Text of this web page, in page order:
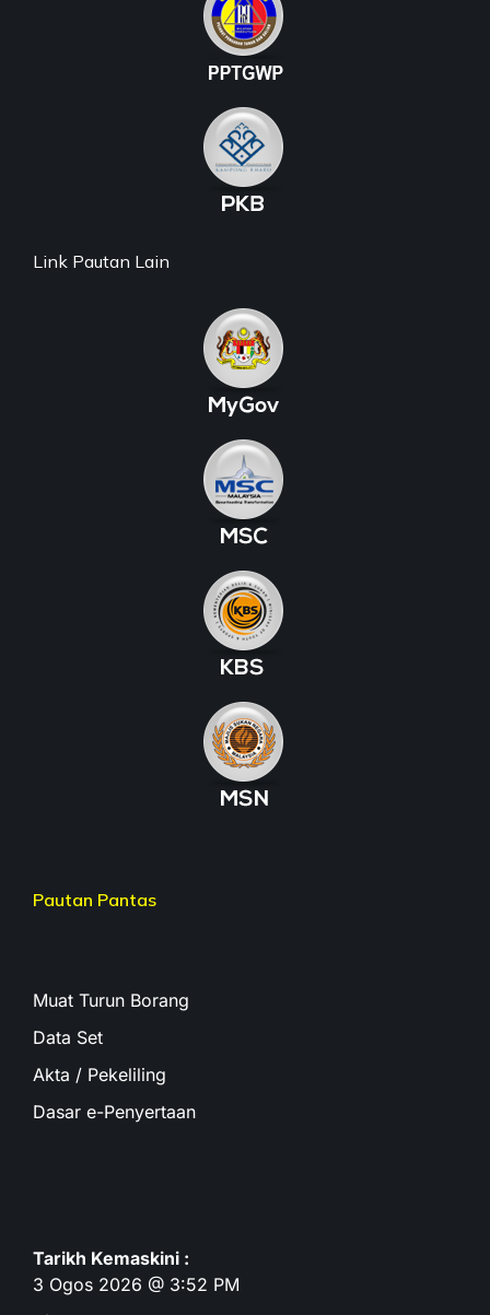
Link Pautan Lain
Pautan Pantas
Muat Turun Borang
Data Set
Akta / Pekeliling
Dasar e-Penyertaan
Tarikh Kemaskini :
3 Ogos 2026 @ 3:52 PM